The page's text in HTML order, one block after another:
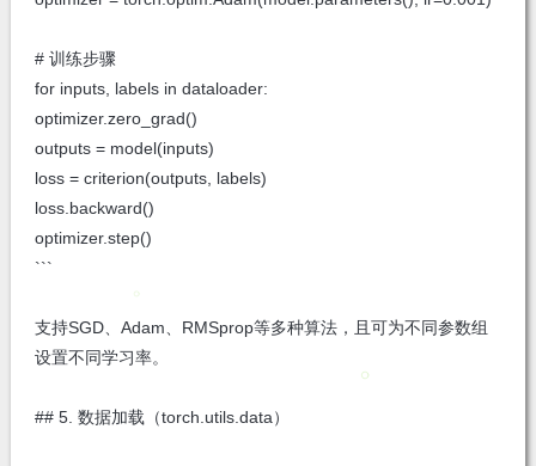
# 训练步骤
for inputs, labels in dataloader:
optimizer.zero_grad()
outputs = model(inputs)
loss = criterion(outputs, labels)
loss.backward()
optimizer.step()
```
支持SGD、Adam、RMSprop等多种算法，且可为不同参数组
设置不同学习率。
## 5. 数据加载（torch.utils.data）